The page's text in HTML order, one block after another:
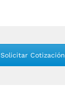
Solicitar Cotización